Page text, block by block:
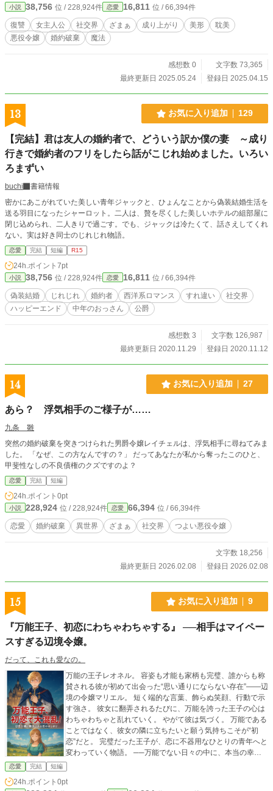
小説 38,756 位 / 228,924件 恋愛 16,811 位 / 66,394件
復讐 女主人公 社交界 ざまぁ 成り上がり 美形
耽美
悪役令嬢
婚約破棄 魔法
感想数 0
文字数 73,365
最終更新日 2025.05.24
登録日 2025.04.15
13 お気に入り追加 129
【完結】君は友人の婚約者で、どういう訳か僕の妻 ～成り
行きで婚約者のフリをしたら話がこじれ始めました。いろい
ろまずい
buchi
書籍情報
密かにあこがれていた美しい青年ジャックと、ひょんなことから偽装結婚生活を
送る羽目になったシャーロット。二人は、贅を尽くした美しいホテルの組部屋に
閉じ込められ、二人きりで過ごす。でも、ジャックは冷たくて、話さえしてくれ
ない。実は好き同士のじれじれ物語。
恋愛 完結 短編 R15
24h.ポイント 7pt
小説 38,756 位 / 228,924件 恋愛 16,811 位 / 66,394件
偽装結婚 じれじれ 婚約者 西洋系ロマンス すれ違い
社交界
ハッピーエンド
中年のおっさん 公爵
感想数 3
文字数 126,987
最終更新日 2020.11.29
登録日 2020.11.12
14 お気に入り追加 27
あら？ 浮気相手のご様子が……
九条 雛
突然の婚約破棄を突きつけられた男爵令嬢レイチェルは、浮気相手に尋ねてみま
した。 「なぜ、この方なんですの？」 だってあなたが私から奪ったこのひと、
甲斐性なしの不良債権のクズですのよ？
恋愛 完結 短編
24h.ポイント 0pt
小説 228,924 位 / 228,924件 恋愛 66,394 位 / 66,394件
恋愛 婚約破棄 異世界 ざまぁ 社交界 つよい悪役令嬢
文字数 18,256
最終更新日 2026.02.08
登録日 2026.02.08
15 お気に入り追加 9
『万能王子、初恋にわちゃわちゃする』 ──相手はマイペー
スすぎる辺境令嬢。
だって、これも愛なの。
万能の王子レオネル。 容姿も才能も家柄も完璧、誰からも称
賛される彼が初めて出会った“思い通りにならない存在”――辺
境の令嬢マリエル。 短く端的な言葉、飾らぬ笑顔、行動で示
す強さ。 彼女に翻弄されるたびに、万能を誇った王子の心は
わちゃわちゃと乱れていく。 やがて彼は気づく。 万能である
ことではなく、彼女の隣に立ちたいと願う気持ちこそが“初
恋”だと。 完璧だった王子が、恋に不器用なひとりの青年へと
変わっていく物語。 ──万能でない日々の中に、本当の幸せ
がある。
恋愛 完結 短編
24h.ポイント 0pt